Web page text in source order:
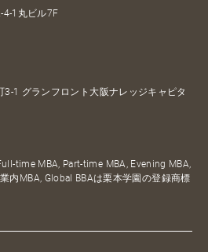
4-1丸ビル7F
1 グランフロント大阪ナレッジキャピタ
time MBA, Part-time MBA, Evening MBA,
内MBA, Global BBAは栗本学園の登録商標